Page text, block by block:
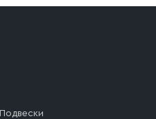
Подвески